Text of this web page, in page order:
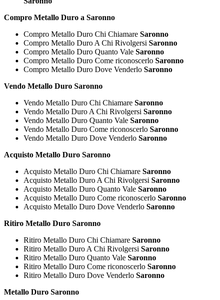
Compro Metallo Duro a Saronno
Compro Metallo Duro Chi Chiamare Saronno
Compro Metallo Duro A Chi Rivolgersi Saronno
Compro Metallo Duro Quanto Vale Saronno
Compro Metallo Duro Come riconoscerlo Saronno
Compro Metallo Duro Dove Venderlo Saronno
Vendo Metallo Duro Saronno
Vendo Metallo Duro Chi Chiamare Saronno
Vendo Metallo Duro A Chi Rivolgersi Saronno
Vendo Metallo Duro Quanto Vale Saronno
Vendo Metallo Duro Come riconoscerlo Saronno
Vendo Metallo Duro Dove Venderlo Saronno
Acquisto Metallo Duro Saronno
Acquisto Metallo Duro Chi Chiamare Saronno
Acquisto Metallo Duro A Chi Rivolgersi Saronno
Acquisto Metallo Duro Quanto Vale Saronno
Acquisto Metallo Duro Come riconoscerlo Saronno
Acquisto Metallo Duro Dove Venderlo Saronno
Ritiro Metallo Duro Saronno
Ritiro Metallo Duro Chi Chiamare Saronno
Ritiro Metallo Duro A Chi Rivolgersi Saronno
Ritiro Metallo Duro Quanto Vale Saronno
Ritiro Metallo Duro Come riconoscerlo Saronno
Ritiro Metallo Duro Dove Venderlo Saronno
Metallo Duro Saronno